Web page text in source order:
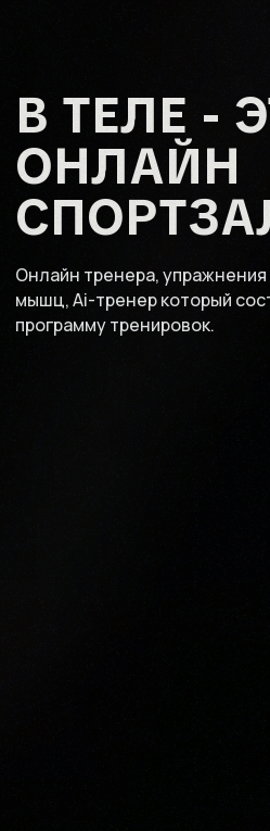
В ТЕЛЕ -
ОНЛАЙН
Онлайн тренера, упражнения
мышц, Ai-тренер который
программу тренировок.